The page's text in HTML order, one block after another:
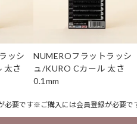
ッシ
太さ
必要です
NUMEROフラットラッシ
ュ/KURO Cカール 太さ
0.1mm
※ご購入には会員登録が必要で